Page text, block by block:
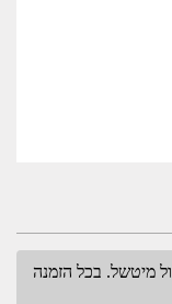
מיטשל. בכל הזמנה